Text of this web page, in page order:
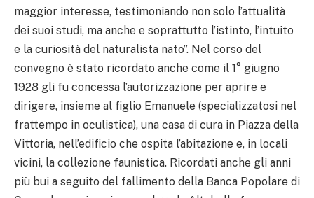
maggior interesse, testimoniando non solo l’attualità
dei suoi studi, ma anche e soprattutto l’istinto, l’intuito
e la curiosità del naturalista nato”. Nel corso del
convegno è stato ricordato anche come il 1° giugno
1928 gli fu concessa l’autorizzazione per aprire e
dirigere, insieme al figlio Emanuele (specializzatosi nel
frattempo in oculistica), una casa di cura in Piazza della
Vittoria, nell’edificio che ospita l’abitazione e, in locali
vicini, la collezione faunistica. Ricordati anche gli anni
più bui a seguito del fallimento della Banca Popolare di